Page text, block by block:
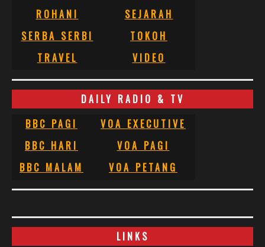
ROHANI
SEJARAH
SERBA SERBI
TOKOH
TRAVEL
VIDEO
DAILY RADIO & TV
BBC PAGI
VOA EXECUTIVE
BBC HARI
VOA PAGI
BBC MALAM
VOA PETANG
LINKS